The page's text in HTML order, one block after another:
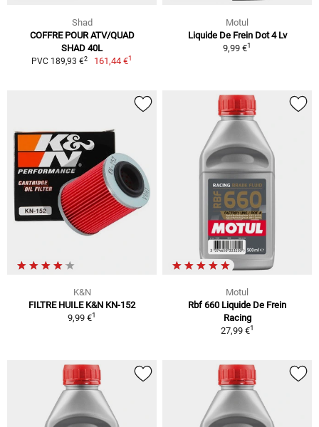
Shad
COFFRE POUR ATV/QUAD
SHAD 40L
PVC 189,93 €2 161,44 €1
Motul
Liquide De Frein Dot 4 Lv
9,99 €1
K&N
FILTRE HUILE K&N KN-152
9,99 €1
Motul
Rbf 660 Liquide De Frein
Racing
27,99 €1